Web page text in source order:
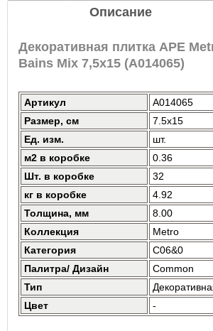
Описание
Декоративная плитка APE
Bains Mix 7,5x15 (A014065)
Артикул
A014065
Размер, см
7.5x15
Ед. изм.
шт.
м2 в коробке
0.36
Шт. в коробке
32
кг в коробке
4.92
Толщина, мм
8.00
Коллекция
Metro
Категория
C06&0
Палитра/ Дизайн
Common
Тип
Цвет
-